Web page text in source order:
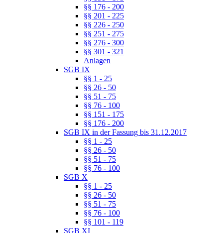
§§ 176 - 200
§§ 201 - 225
§§ 226 - 250
§§ 251 - 275
§§ 276 - 300
§§ 301 - 321
Anlagen
SGB IX
§§ 1 - 25
§§ 26 - 50
§§ 51 - 75
§§ 76 - 100
§§ 151 - 175
§§ 176 - 200
SGB IX in der Fassung bis 31.12.2017
§§ 1 - 25
§§ 26 - 50
§§ 51 - 75
§§ 76 - 100
SGB X
§§ 1 - 25
§§ 26 - 50
§§ 51 - 75
§§ 76 - 100
§§ 101 - 119
SGB XI